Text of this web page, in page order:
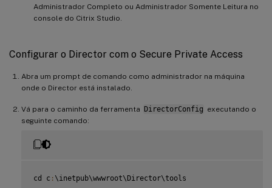
Administrador Completo ou Administrador Somente Leitura no
console do Citrix Studio.
Configurar o Director com o Secure Private Access
Abra um prompt de comando como administrador na máquina
onde o Director está instalado.
Vá para o caminho da ferramenta DirectorConfig executando o
seguinte comando:
cd c : \inetpub\wwwroot\Director\tools